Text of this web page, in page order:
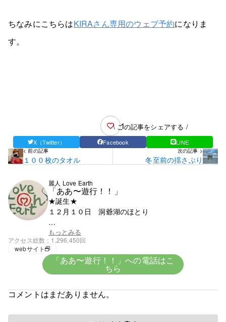
ちなみにこちらはKIRAさん専用のウェブ予約になりま
す。
1
\ この記事をシェアする /
X（Twitter） Facebook LINE
< 前の記事
１００枚のタオル
次の記事 >
冬至前の揺さぶり
麗人 Love Earth
「ああ〜遊行！！」
★誕生★
１２月１０日 洞爺湖のほとり
★血液★
興味がないがＯ型みたい
★趣味★
もっとみる
アクセス総数
1,296,450回
webサイト
「ああ〜遊行！！」への電話はこ
ちら
コメントはまだありません。